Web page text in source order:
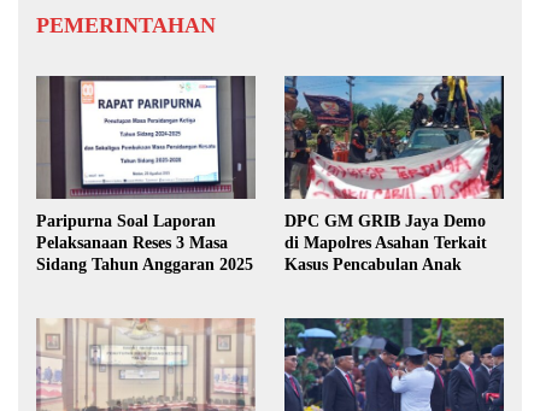
PEMERINTAHAN
Paripurna Soal Laporan
Pelaksanaan Reses 3 Masa
Sidang Tahun Anggaran 2025
DPC GM GRIB Jaya Demo
di Mapolres Asahan Terkait
Kasus Pencabulan Anak